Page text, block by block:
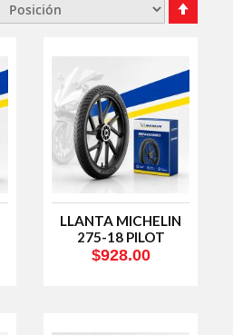
Órden
LLANTA MICHELIN
275-18 PILOT
STREET 42P F TL/TT
$928.00